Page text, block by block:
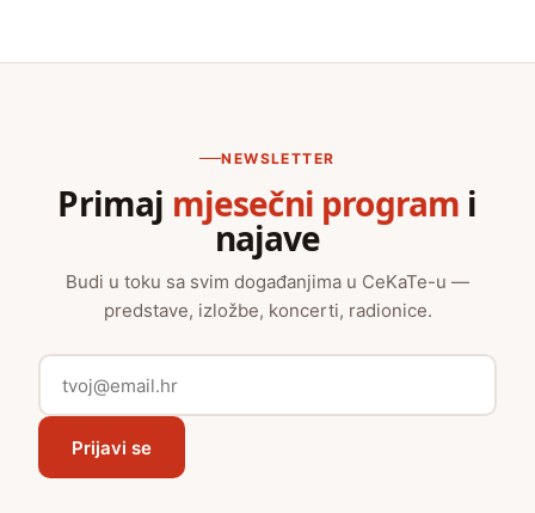
NEWSLETTER
Primaj mjesečni program i
najave
Budi u toku sa svim događanjima u CeKaTe-u —
predstave, izložbe, koncerti, radionice.
Prijavi se